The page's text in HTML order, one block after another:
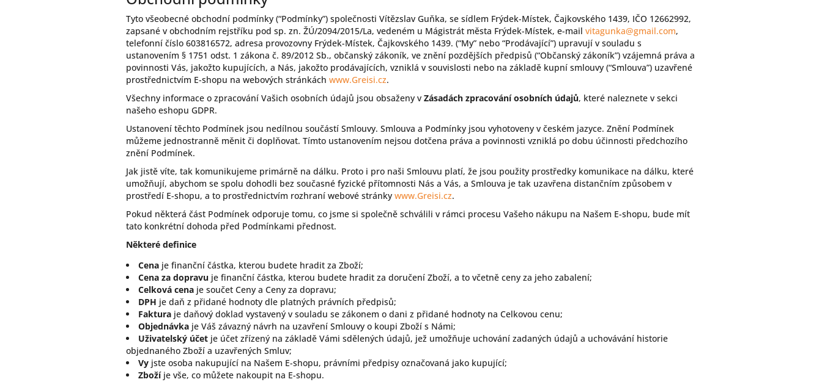
Tyto všeobecné obchodní podmínky (“Podmínky”) společnosti Vítězslav Guňka, se sídlem Frýdek-Místek, Čajkovského 1439, IČO 12662992,
zapsané v obchodním rejstříku pod sp. zn. ŽÚ/2094/2015/La, vedeném u Mágistrát města Frýdek-Místek, e-mail vitagunka@gmail.com,
telefonní číslo 603816572, adresa provozovny Frýdek-Místek, Čajkovského 1439. (“My” nebo “Prodávající”) upravují v souladu s
ustanovením § 1751 odst. 1 zákona č. 89/2012 Sb., občanský zákoník, ve znění pozdějších předpisů (“Občanský zákoník”) vzájemná práva a
povinnosti Vás, jakožto kupujících, a Nás, jakožto prodávajících, vzniklá v souvislosti nebo na základě kupní smlouvy (“Smlouva”) uzavřené
prostřednictvím E-shopu na webových stránkách www.Greisi.cz.
Všechny informace o zpracování Vašich osobních údajů jsou obsaženy v Zásadách zpracování osobních údajů, které naleznete v sekci
našeho eshopu GDPR.
Ustanovení těchto Podmínek jsou nedílnou součástí Smlouvy. Smlouva a Podmínky jsou vyhotoveny v českém jazyce. Znění Podmínek
můžeme jednostranně měnit či doplňovat. Tímto ustanovením nejsou dotčena práva a povinnosti vzniklá po dobu účinnosti předchozího
znění Podmínek.
Jak jistě víte, tak komunikujeme primárně na dálku. Proto i pro naši Smlouvu platí, že jsou použity prostředky komunikace na dálku, které
umožňují, abychom se spolu dohodli bez současné fyzické přítomnosti Nás a Vás, a Smlouva je tak uzavřena distančním způsobem v
prostředí E-shopu, a to prostřednictvím rozhraní webové stránky www.Greisi.cz.
Pokud některá část Podmínek odporuje tomu, co jsme si společně schválili v rámci procesu Vašeho nákupu na Našem E-shopu, bude mít
tato konkrétní dohoda před Podmínkami přednost.
Některé definice
Cena je finanční částka, kterou budete hradit za Zboží;
Cena za dopravu je finanční částka, kterou budete hradit za doručení Zboží, a to včetně ceny za jeho zabalení;
Celková cena je součet Ceny a Ceny za dopravu;
DPH je daň z přidané hodnoty dle platných právních předpisů;
Faktura je daňový doklad vystavený v souladu se zákonem o dani z přidané hodnoty na Celkovou cenu;
Objednávka je Váš závazný návrh na uzavření Smlouvy o koupi Zboží s Námi;
Uživatelský účet je účet zřízený na základě Vámi sdělených údajů, jež umožňuje uchování zadaných údajů a uchovávání historie
objednaného Zboží a uzavřených Smluv;
Vy jste osoba nakupující na Našem E-shopu, právními předpisy označovaná jako kupující;
Zbožíje vše, co můžete nakoupit na E-shopu.